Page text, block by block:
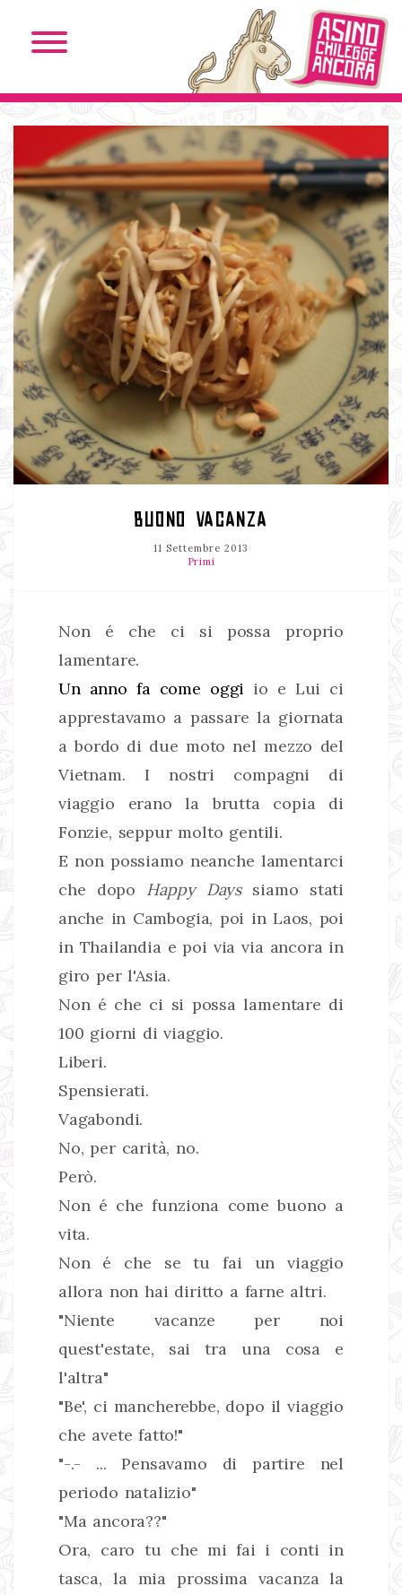
BUONO VACANZA
11 Settembre 2013
Primi
Non é che ci si possa proprio
lamentare.
Un anno fa come oggi io e Lui ci
apprestavamo a passare la giornata
a bordo di due moto nel mezzo del
Vietnam. I nostri compagni di
viaggio erano la brutta copia di
Fonzie, seppur molto gentili.
E non possiamo neanche lamentarci
che dopo Happy Dayssiamo stati
anche in Cambogia, poi in Laos, poi
in Thailandia e poi via via ancora in
giro per l'Asia.
Non é che ci si possa lamentare di
100 giorni di viaggio.
Liberi.
Spensierati.
Vagabondi.
No, per carità, no.
Però.
Non é che funziona come buono a
vita.
Non é che se tu fai un viaggio
allora non hai diritto a farne altri.
"Niente vacanze per noi
quest'estate, sai tra una cosa e
l'altra"
"Be', ci mancherebbe, dopo il viaggio
che avete fatto!"
"-.- ... Pensavamo di partire nel
periodo natalizio"
"Ma ancora??"
Ora, caro tu che mi fai i conti in
tasca, la mia prossima vacanza la